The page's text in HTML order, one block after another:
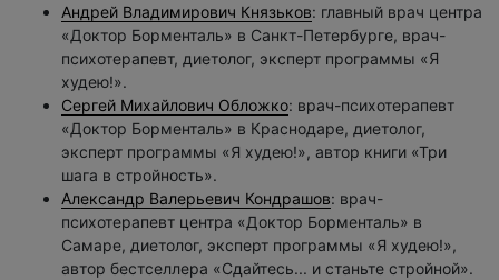
Андрей Владимирович Князьков: главный врач центра
«Доктор Борменталь» в Санкт-Петербурге, врач-
психотерапевт, диетолог, эксперт программы «Я
худею!».
Сергей Михайлович Обложко: врач-психотерапевт
«Доктор Борменталь» в Краснодаре, диетолог,
эксперт программы «Я худею!», автор книги «Три
шага в стройность».
Александр Валерьевич Кондрашов: врач-
психотерапевт центра «Доктор Борменталь» в
Самаре, диетолог, эксперт программы «Я худею!»,
автор бестселлера «Сдайтесь... и станьте стройной».